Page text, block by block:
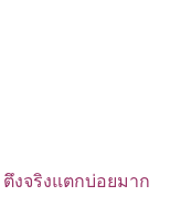
ตึงจริงแตกบ่อยมาก